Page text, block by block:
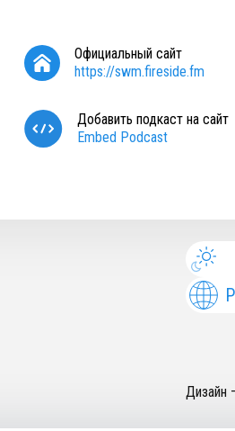
Официальный сайт
https://swm.fireside.fm
Добавить подкаст на сайт
Embed Podcast
Дизайн